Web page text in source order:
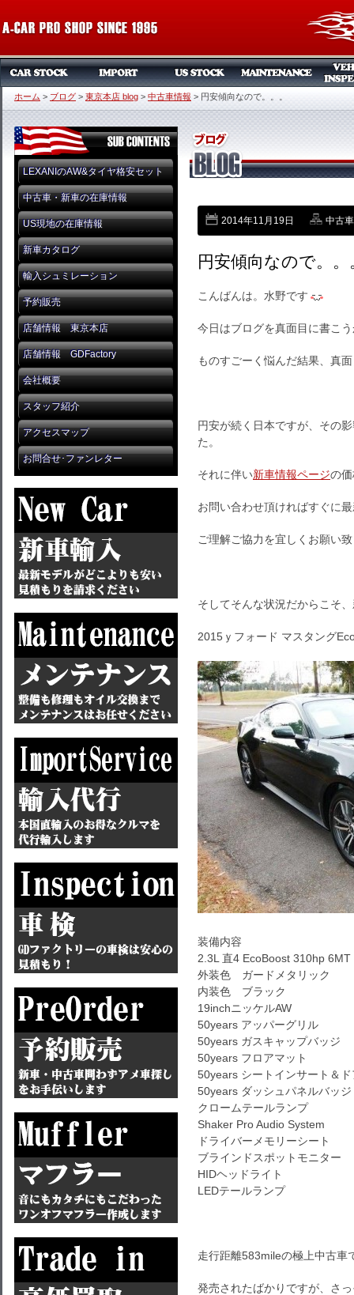
ホーム > ブログ > 東京本店 blog > 中古車情報 > 円安傾向なので。。。
LEXANIのAW&タイヤ格安セット
中古車・新車の在庫情報
US現地の在庫情報
新車カタログ
輸入シュミレーション
予約販売
店舗情報 東京本店
店舗情報 GDFactory
会社概要
スタッフ紹介
アクセスマップ
お問合せ･ファンレター
2014年11月19日 中古
円安傾向なので。。
こんばんは。水野です
今日はブログを真面目に書こ
ものすごーく悩んだ結果、真
円安が続く日本ですが、その
た。
それに伴い新車情報ページの
お問い合わせ頂ければすぐに
ご理解ご協力を宜しくお願い
そしてそんな状況だからこそ
2015ｙフォード マスタング
装備内容
2.3L 直4 EcoBoost 310hp 6MT
外装色 ガードメタリック
内装色 ブラック
19inchニッケルAW
50years アッパーグリル
50years ガスキャップバッジ
50years フロアマット
50years シートインサート＆
50years ダッシュパネルバッジ
クロームテールランプ
Shaker Pro Audio System
ドライバーメモリーシート
ブラインドスポットモニター
HIDヘッドライト
LEDテールランプ
走行距離583mileの極上中古車
発売されたばかりですが、さ